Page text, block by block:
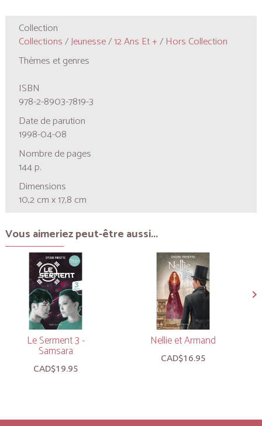
Collection
Collections/Jeunesse/12 Ans Et +/ Hors Collection
Thèmes et genres
ISBN
978-2-8903-7819-3
Date de parution
1998-04-08
Nombre de pages
144 p.
Dimensions
10,2 cm x 17,8 cm
Vous aimeriez peut-être aussi...
Le Serment 3 -
Samsara
CAD$19.95
Nellie et Armand
CAD$16.95